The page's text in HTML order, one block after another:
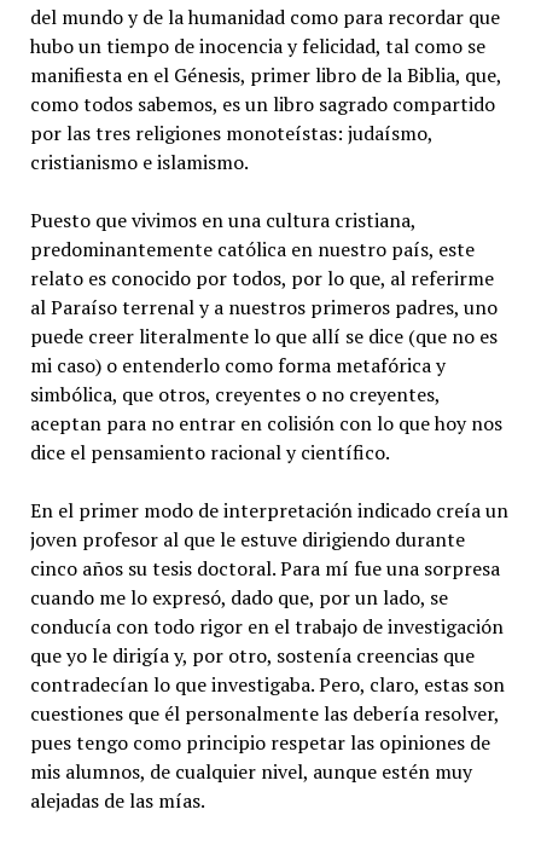
del mundo y de la humanidad como para recordar que
hubo un tiempo de inocencia y felicidad, tal como se
manifiesta en el Génesis, primer libro de la Biblia, que,
como todos sabemos, es un libro sagrado compartido
por las tres religiones monoteístas: judaísmo,
cristianismo e islamismo.
Puesto que vivimos en una cultura cristiana,
predominantemente católica en nuestro país, este
relato es conocido por todos, por lo que, al referirme
al Paraíso terrenal y a nuestros primeros padres, uno
puede creer literalmente lo que allí se dice (que no es
mi caso) o entenderlo como forma metafórica y
simbólica, que otros, creyentes o no creyentes,
aceptan para no entrar en colisión con lo que hoy nos
dice el pensamiento racional y científico.
En el primer modo de interpretación indicado creía un
joven profesor al que le estuve dirigiendo durante
cinco años su tesis doctoral. Para mí fue una sorpresa
cuando me lo expresó, dado que, por un lado, se
conducía con todo rigor en el trabajo de investigación
que yo le dirigía y, por otro, sostenía creencias que
contradecían lo que investigaba. Pero, claro, estas son
cuestiones que él personalmente las debería resolver,
pues tengo como principio respetar las opiniones de
mis alumnos, de cualquier nivel, aunque estén muy
alejadas de las mías.